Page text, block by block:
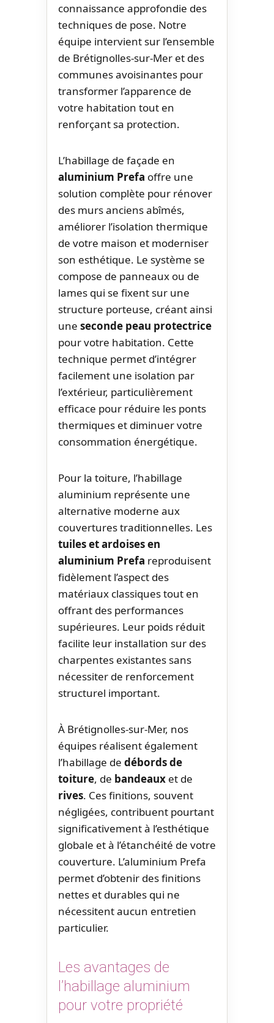
connaissance approfondie des
techniques de pose. Notre
équipe intervient sur l’ensemble
de Brétignolles-sur-Mer et des
communes avoisinantes pour
transformer l’apparence de
votre habitation tout en
renforçant sa protection.
L’habillage de façade en
aluminium Prefa offre une
solution complète pour rénover
des murs anciens abîmés,
améliorer l’isolation thermique
de votre maison et moderniser
son esthétique. Le système se
compose de panneaux ou de
lames qui se fixent sur une
structure porteuse, créant ainsi
une seconde peau protectrice
pour votre habitation. Cette
technique permet d’intégrer
facilement une isolation par
l’extérieur, particulièrement
efficace pour réduire les ponts
thermiques et diminuer votre
consommation énergétique.
Pour la toiture, l’habillage
aluminium représente une
alternative moderne aux
couvertures traditionnelles. Les
tuiles et ardoises en
aluminium Prefa reproduisent
fidèlement l’aspect des
matériaux classiques tout en
offrant des performances
supérieures. Leur poids réduit
facilite leur installation sur des
charpentes existantes sans
nécessiter de renforcement
structurel important.
À Brétignolles-sur-Mer, nos
équipes réalisent également
l’habillage de débords de
toiture, de bandeaux et de
rives. Ces finitions, souvent
négligées, contribuent pourtant
significativement à l’esthétique
globale et à l’étanchéité de votre
couverture. L’aluminium Prefa
permet d’obtenir des finitions
nettes et durables qui ne
nécessitent aucun entretien
particulier.
Les avantages de
l’habillage aluminium
pour votre propriété